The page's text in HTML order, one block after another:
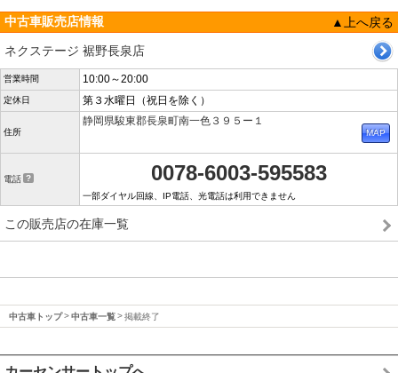
中古車販売店情報
▲上へ戻る
ネクステージ 裾野長泉店
営業時間 10:00～20:00
定休日 第３水曜日（祝日を除く）
住所
静岡県駿東郡長泉町南一色３９５ー１
電話 0078-6003-595583
一部ダイヤル回線、IP電話、光電話は利用できません
この販売店の在庫一覧
中古車トップ 中古車一覧 掲載終了